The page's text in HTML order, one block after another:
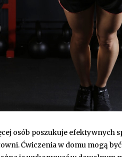
osób poszukuje efektywnych
Ćwiczenia w domu mogą